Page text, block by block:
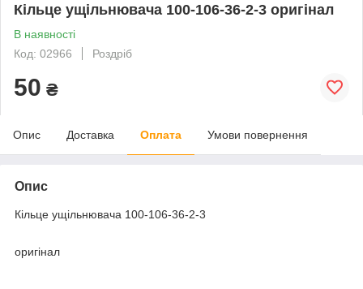
Кільце ущільнювача 100-106-36-2-3 оригінал
В наявності
Код: 02966
Роздріб
50 ₴
Опис Доставка Оплата Умови повернення
Опис
Кільце ущільнювача 100-106-36-2-3
оригінал